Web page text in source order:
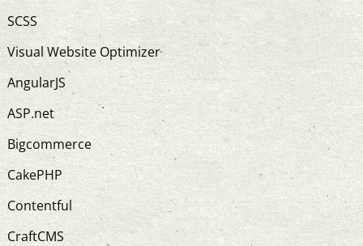
SCSS
Visual Website Optimizer
AngularJS
ASP.net
Bigcommerce
CakePHP
Contentful
CraftCMS